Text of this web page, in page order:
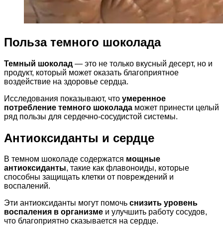
Польза темного шоколада
Темный шоколад — это не только вкусный десерт, но и
продукт, который может оказать благоприятное
воздействие на здоровье сердца.
Исследования показывают, что умеренное
потребление темного шоколада может принести целый
ряд пользы для сердечно-сосудистой системы.
Антиоксиданты и сердце
В темном шоколаде содержатся мощные
антиоксиданты, такие как флавоноиды, которые
способны защищать клетки от повреждений и
воспалений.
Эти антиоксиданты могут помочь снизить уровень
воспаления в организме и улучшить работу сосудов,
что благоприятно сказывается на сердце.